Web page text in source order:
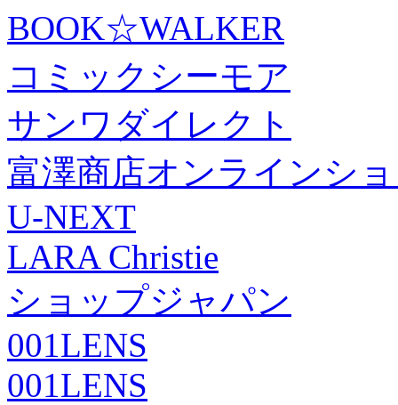
BOOK☆WALKER
コミックシーモア
サンワダイレクト
富澤商店オンラインシ
U-NEXT
LARA Christie
ショップジャパン
001LENS
001LENS